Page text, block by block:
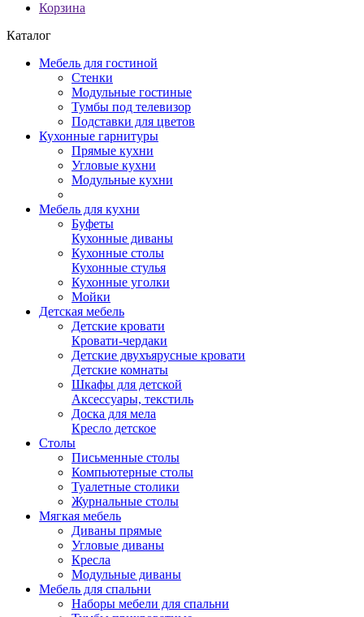
Корзина
Каталог
Мебель для гостиной
Стенки
Модульные гостиные
Тумбы под телевизор
Подставки для цветов
Кухонные гарнитуры
Прямые кухни
Угловые кухни
Модульные кухни
Мебель для кухни
Буфеты
Кухонные диваны
Кухонные столы
Кухонные стулья
Кухонные уголки
Мойки
Детская мебель
Детские кровати
Кровати-чердаки
Детские двухъярусные кровати
Детские комнаты
Шкафы для детской
Аксессуары, текстиль
Доска для мела
Кресло детское
Столы
Письменные столы
Компьютерные столы
Туалетные столики
Журнальные столы
Мягкая мебель
Диваны прямые
Угловые диваны
Кресла
Модульные диваны
Мебель для спальни
Наборы мебели для спальни